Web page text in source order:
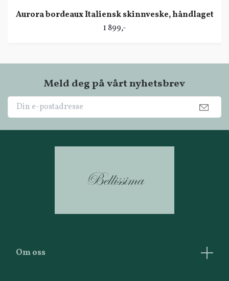
Aurora bordeaux Italiensk skinnveske, håndlaget
1 899,-
Meld deg på vårt nyhetsbrev
Om oss